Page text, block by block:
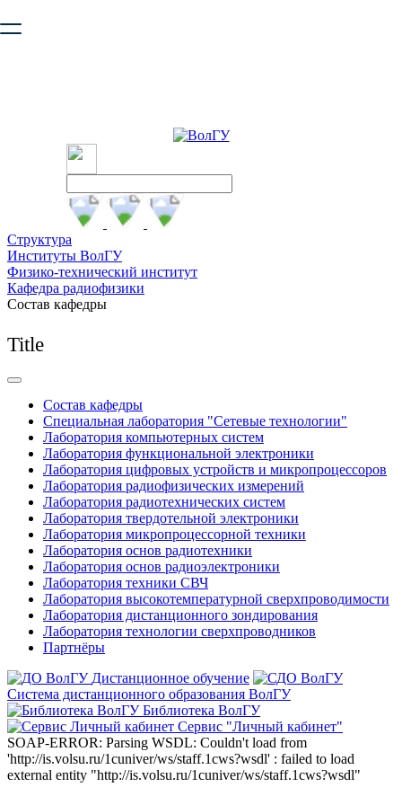
безопасную работу с сайтом. Пожалуйста
Структура
Институты ВолГУ
Физико-технический институт
Кафедра радиофизики
Состав кафедры
Title
Состав кафедры
Специальная лаборатория "Сетевые технологии"
Лаборатория компьютерных систем
Лаборатория функциональной электроники
Лаборатория цифровых устройств и микропроцессоров
Лаборатория радиофизических измерений
Лаборатория радиотехнических систем
Лаборатория твердотельной электроники
Лаборатория микропроцессорной техники
Лаборатория основ радиотехники
Лаборатория основ радиоэлектроники
Лаборатория техники СВЧ
Лаборатория высокотемпературной сверхпроводимости
Лаборатория дистанционного зондирования
Лаборатория технологии сверхпроводников
Партнёры
Дистанционное обучение
Система дистанционного образования ВолГУ
Библиотека ВолГУ
Сервис "Личный кабинет"
SOAP-ERROR: Parsing WSDL: Couldn't load from
'http://is.volsu.ru/1cuniver/ws/staff.1cws?wsdl' : failed to load
external entity "http://is.volsu.ru/1cuniver/ws/staff.1cws?wsdl"